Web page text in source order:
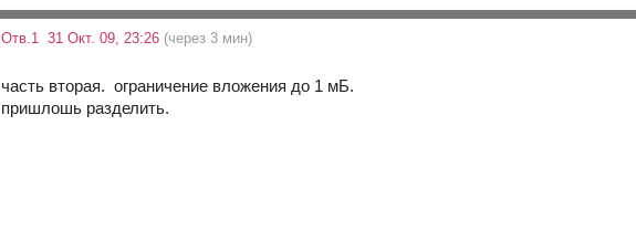
Отв.1 31 Окт. 09, 23:26 (через 3 мин)
часть вторая. ограничение вложения до 1 мБ.
пришлошь разделить.